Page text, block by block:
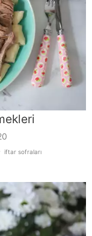
iftar sofraları